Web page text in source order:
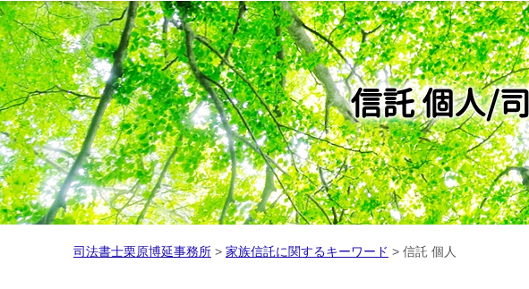
信託 個人/
司法書士栗原博延事務所 > 家族信託に関するキーワード > 信託 個人